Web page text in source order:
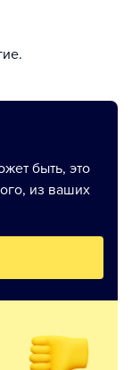
быть, это
из ваших